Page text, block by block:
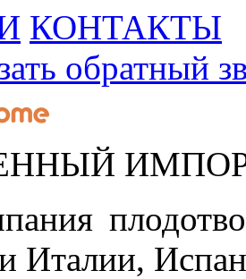
КОНТАКТЫ
обратный
Италии,